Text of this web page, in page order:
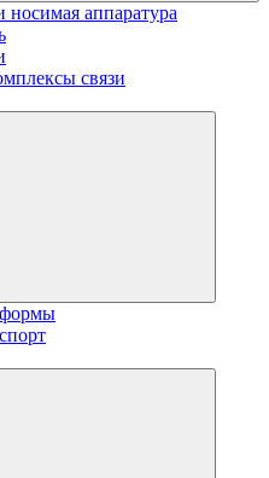
носимая аппаратура
связи